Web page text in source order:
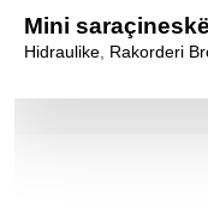
Mini
Hidraulike Rakorderi